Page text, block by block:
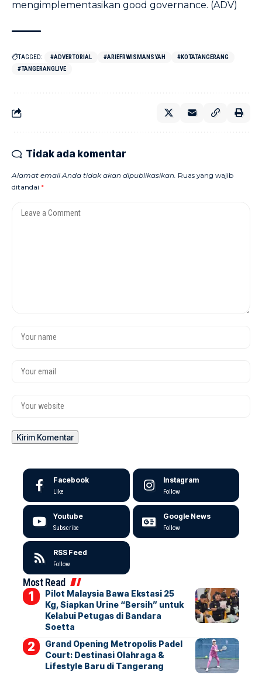
mengimplementasikan good governance. (ADV)
TAGGED: #ADVERTORIAL #ARIEFRWISMANSYAH
#KOTATANGERANG
#TANGERANGLIVE
Tidak ada komentar
Alamat email Anda tidak akan dipublikasikan. Ruas yang wajib
ditandai *
Facebook
Like
Instagram
Follow
Youtube
Subscribe
Google News
Follow
RSS Feed
Follow
Most Read
Pilot Malaysia Bawa Ekstasi 25
Kg, Siapkan Urine “Bersih” untuk
Kelabui Petugas di Bandara
Soetta
Grand Opening Metropolis Padel
Court: Destinasi Olahraga &
Lifestyle Baru di Tangerang